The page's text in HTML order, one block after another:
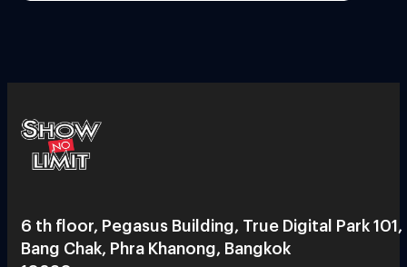
6 th floor, Pegasus Building, True Digital Park 101,
Bang Chak, Phra Khanong, Bangkok